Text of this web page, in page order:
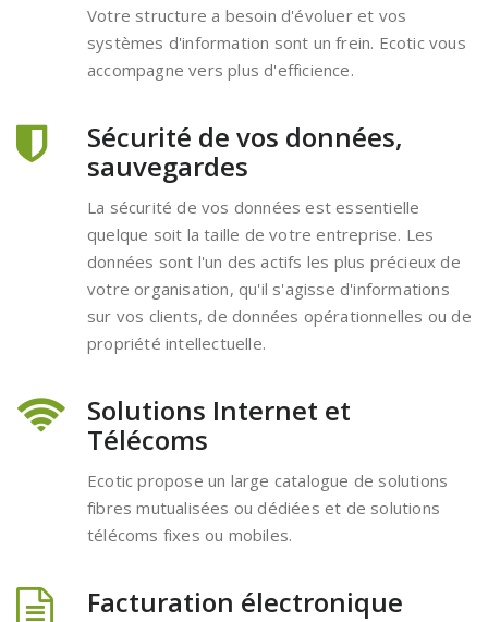
Votre structure a besoin d'évoluer et vos
systèmes d'information sont un frein. Ecotic vous
accompagne vers plus d'efficience.
Sécurité de vos données,
sauvegardes
La sécurité de vos données est essentielle
quelque soit la taille de votre entreprise. Les
données sont l'un des actifs les plus précieux de
votre organisation, qu'il s'agisse d'informations
sur vos clients, de données opérationnelles ou de
propriété intellectuelle.
Solutions Internet et
Télécoms
Ecotic propose un large catalogue de solutions
fibres mutualisées ou dédiées et de solutions
télécoms fixes ou mobiles.
Facturation électronique